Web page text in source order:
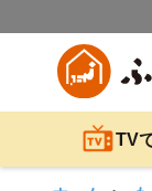
TV